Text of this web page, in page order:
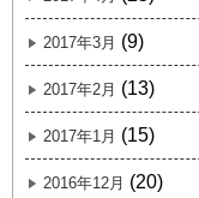
2017年3月 (9)
2017年2月 (13)
2017年1月 (15)
2016年12月 (20)